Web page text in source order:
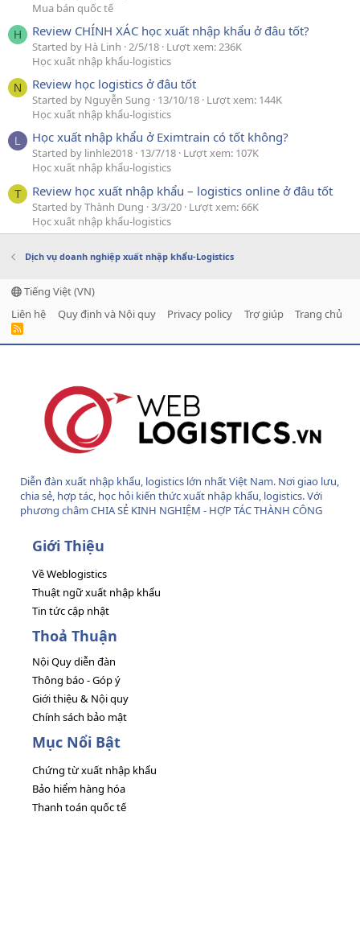
Mua bán quốc tế
H Review CHÍNH XÁC học xuất nhập khẩu ở đâu tốt?
Started by Hà Linh 2/5/18 Lượt xem: 236K
Học xuất nhập khẩu-logistics
N Review học logistics ở đâu tốt
Started by Nguyễn Sung 13/10/18 Lượt xem: 144K
Học xuất nhập khẩu-logistics
L Học xuất nhập khẩu ở Eximtrain có tốt không?
Started by linhle2018 13/7/18 Lượt xem: 107K
Học xuất nhập khẩu-logistics
T Review học xuất nhập khẩu – logistics online ở đâu tốt
Started by Thành Dung 3/3/20 Lượt xem: 66K
Học xuất nhập khẩu-logistics
Dịch vụ doanh nghiệp xuất nhập khẩu-Logistics
Tiếng Việt (VN)
Liên hệ
Quy định và Nội quy Privacy policy Trợ giúp Trang chủ
R
Diễn đàn xuất nhập khẩu, logistics lớn nhất Việt Nam. Nơi giao lưu,
chia sẻ, hợp tác, học hỏi kiến thức xuất nhập khẩu, logistics. Với
phương châm CHIA SẺ KINH NGHIỆM - HỢP TÁC THÀNH CÔNG
Giới Thiệu
Về Weblogistics
Thuật ngữ xuất nhập khẩu
Tin tức cập nhật
Thoả Thuận
Nội Quy diễn đàn
Thông báo - Góp ý
Giới thiệu & Nội quy
Chính sách bảo mật
Mục Nổi Bật
Chứng từ xuất nhập khẩu
Bảo hiểm hàng hóa
Thanh toán quốc tế